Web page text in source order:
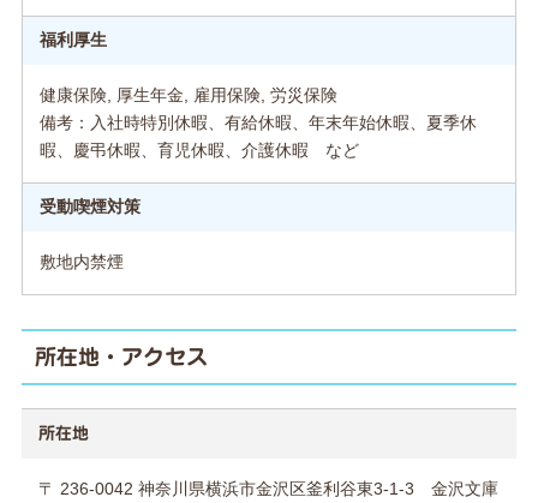
福利厚生
健康保険, 厚生年金, 雇用保険, 労災保険
備考：入社時特別休暇、有給休暇、年末年始休暇、夏季休
暇、慶弔休暇、育児休暇、介護休暇 など
受動喫煙対策
敷地内禁煙
所在地・アクセス
所在地
〒 236-0042 神奈川県横浜市金沢区釜利谷東3-1-3 金沢文庫